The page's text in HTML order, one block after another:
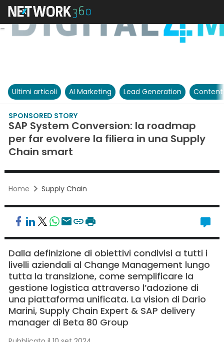
Ultimi articoli AI Marketing Lead Generation
SPONSORED STORY
SAP System Conversion: la roadmap
per far evolvere la filiera in una Supply
Chain smart
Home Supply Chain
Dalla definizione di obiettivi condivisi a tutti i
livelli aziendali al Change Management lungo
tutta la transizione, come semplificare la
gestione logistica attraverso l’adozione di
una piattaforma unificata. La vision di Dario
Marini, Supply Chain Expert & SAP delivery
manager di Beta 80 Group